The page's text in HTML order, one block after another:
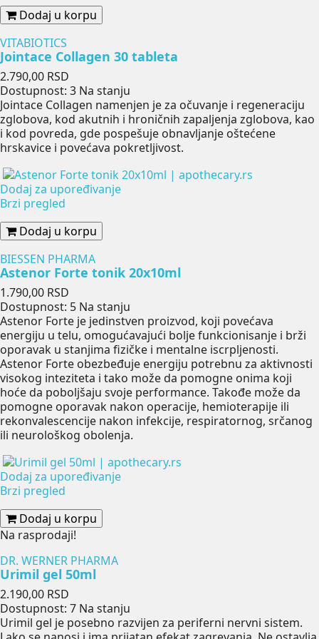
Dodaj u korpu
VITABIOTICS
Jointace Collagen 30 tableta
Cena
2.790,00 RSD
Dostupnost: 3 Na stanju
Jointace Collagen namenjen je za očuvanje i regeneraciju
zglobova, kod akutnih i hroničnih zapaljenja zglobova, kao
i kod povreda, gde pospešuje obnavljanje oštećene
hrskavice i povećava pokretljivost.
Dodaj za upoređivanje
Brzi pregled
Dodaj u korpu
BIESSEN PHARMA
Astenor Forte tonik 20x10ml
Cena
1.790,00 RSD
Dostupnost: 5 Na stanju
Astenor Forte je jedinstven proizvod, koji povećava
energiju u telu, omogućavajući bolje funkcionisanje i brži
oporavak u stanjima fizičke i mentalne iscrpljenosti.
Astenor Forte obezbeđuje energiju potrebnu za aktivnosti
visokog inteziteta i tako može da pomogne onima koji
hoće da poboljšaju svoje performance. Takođe može da
pomogne oporavak nakon operacije, hemioterapije ili
rekonvalescencije nakon infekcije, respiratornog, srčanog
ili neurološkog obolenja.
Dodaj za upoređivanje
Brzi pregled
Dodaj u korpu
Na rasprodaji!
DR. WERNER PHARMA
Urimil gel 50ml
Cena
2.190,00 RSD
Dostupnost: 7 Na stanju
Urimil gel je posebno razvijen za periferni nervni sistem.